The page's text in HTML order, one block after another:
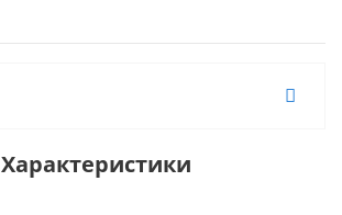
Характеристики